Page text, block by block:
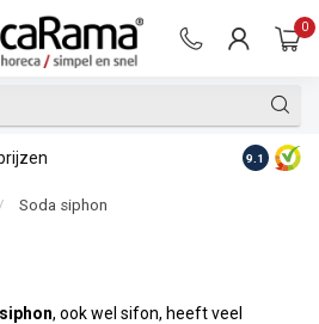
0
Op
9.1
/ Soda siphon
, ook wel sifon, heeft veel